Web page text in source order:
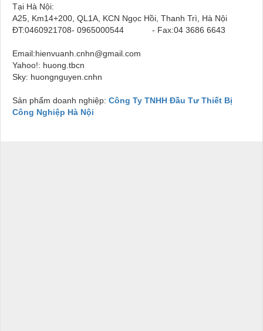
Tại Hà Nội:
A25, Km14+200, QL1A, KCN Ngọc Hồi, Thanh Trì, Hà Nội
ĐT:0460921708- 0965000544 - Fax:04 3686 6643
Email:hienvuanh.cnhn@gmail.com
Yahoo!: huong.tbcn
Sky: huongnguyen.cnhn
Sản phẩm doanh nghiệp: Công Ty TNHH Đầu Tư Thiết Bị
Công Nghiệp Hà Nội